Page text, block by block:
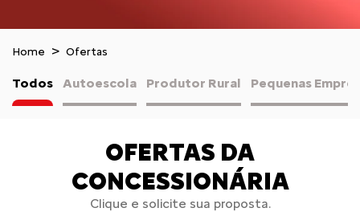
Home Ofertas
Todos Autoescola Produtor Rural Pequenas
OFERTAS DA
CONCESSIONÁRIA
Clique e solicite sua proposta.